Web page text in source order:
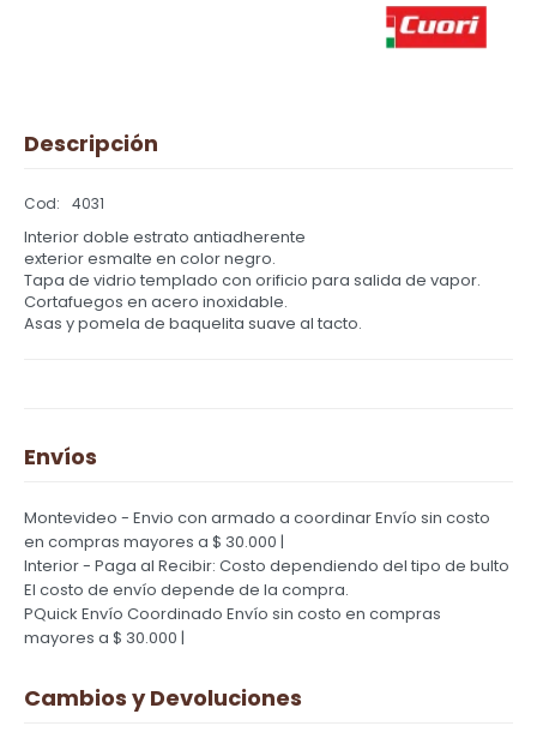
Descripción
4031
Interior doble estrato antiadherente
exterior esmalte en color negro.
Tapa de vidrio templado con orificio para salida de vapor.
Cortafuegos en acero inoxidable.
Asas y pomela de baquelita suave al tacto.
Envíos
Montevideo - Envio con armado a coordinarEnvío sin costo
en compras mayores a $ 30.000 |
Interior - Paga al Recibir: Costo dependiendo del tipo de bulto
El costo de envío depende de la compra.
PQuick Envío Coordinado Envío sin costo en compras
mayores a $ 30.000 |
Cambios y Devoluciones